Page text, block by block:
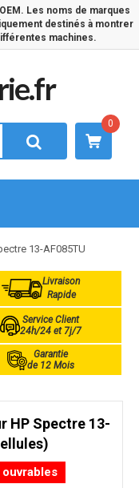
Les noms de marques
destinés à montrer
machines.
0
13-AF085TU
Livraison
Rapide
Service Client
24h/24 et 7j/7
Garantie
de 12 Mois
HP Spectre 13-